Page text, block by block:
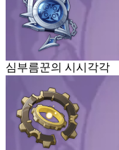
심부름꾼의 시시각각